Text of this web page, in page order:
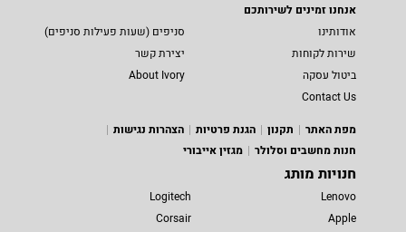
אנחנו זמינים לשירותכם
אודותינו
סניפים (שעות פעילות סניפים)
שירות לקוחות
יצירת קשר
ביטול עסקה
About Ivory
Contact Us
מפת האתר
תקנון הגנת פרטיות
הצהרות נגישות
חנות מחשבים וסלולר
מגזין אייבורי
חנויות מותג
Lenovo
Apple
Logitech
Corsair